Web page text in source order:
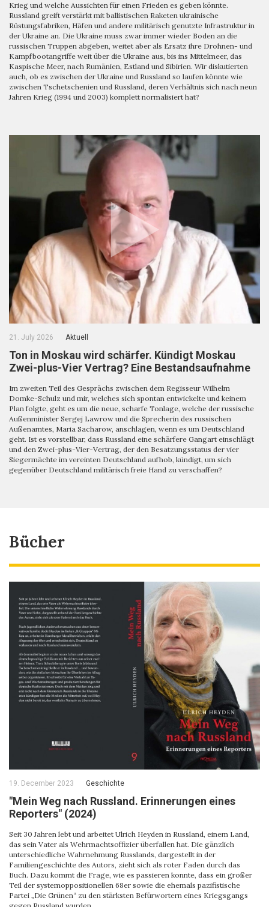
Krieg und welche Aussichten für einen Frieden es geben könnte.
Russland greift verstärkt mit ballistischen Raketen ukrainische
Rüstungsfabriken, Häfen und andere militärisch genutzte Infrastruktur in
der Ukraine an. Die Ukraine muss zwar immer wieder Boden an die
russischen Truppen abgeben, weitet aber als Ersatz ihre Drohnen- und
Kampfbootangriffe weit über die Ukraine aus, bis ins Mittelmeer, das
Kaspische Meer, nach Rumänien, Estland und Sibirien. Wir diskutierten
auch, ob es zwischen der Ukraine und Russland so laufen könnte wie
zwischen Tschetschenien und Russland, deren Verhältnis sich nach neun
Jahren Krieg (1994 und 2003) komplett normalisiert hat?
21. July 2026 Aktuell
Ton in Moskau wird schärfer. Kündigt Moskau
Zwei-plus-Vier Vertrag? Eine Bestandsaufnahme
Im zweiten Teil des Gesprächs zwischen dem Regisseur Wilhelm
Domke-Schulz und mir, welches sich spontan entwickelte und keinem
Plan folgte, geht es um die neue, scharfe Tonlage, welche der russische
Außenminister Sergej Lawrow und die Sprecherin des russischen
Außenamtes, Maria Sacharow, anschlagen, wenn es um Deutschland
geht. Ist es vorstellbar, dass Russland eine schärfere Gangart einschlägt
und den Zwei-plus-Vier-Vertrag, der den Besatzungsstatus der vier
Siegermächte im vereinten Deutschland aufhob, kündigt, um sich
gegenüber Deutschland militärisch freie Hand zu verschaffen?
Bücher
19. December 2023 Geschichte
"Mein Weg nach Russland. Erinnerungen eines
Reporters" (2024)
Seit 30 Jahren lebt und arbeitet Ulrich Heyden in Russland, einem Land,
das sein Vater als Wehrmachtsoffizier überfallen hat. Die gänzlich
unterschiedliche Wahrnehmung Russlands, dargestellt in der
Familiengeschichte des Autors, zieht sich als roter Faden durch das
Buch. Dazu kommt die Frage, wie es passieren konnte, dass ein großer
Teil der systemoppositionellen 68er sowie die ehemals pazifistische
Partei „Die Grünen“ zu den stärksten Befürwortern eines Kriegsgangs